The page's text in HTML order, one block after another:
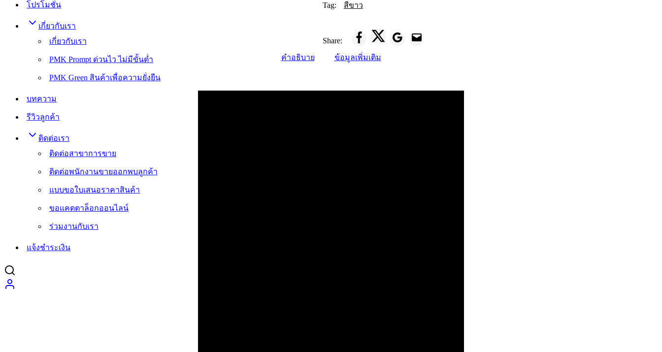
โปรโมชั่น
เกี่ยวกับเรา
เกี่ยวกับเรา
PMK Prompt ด่วนไว ไม่มีขั้นต่ำ
PMK Green สินค้าเพื่อความยั่งยืน
บทความ
รีวิวลูกค้า
ติดต่อเรา
ติดต่อสาขาการขาย
ติดต่อพนักงานขายออกพบลูกค้า
แบบขอใบเสนอราคาสินค้า
ขอแคตตาล็อกออนไลน์
ร่วมงานกับเรา
แจ้งชำระเงิน
Tag:
สีขาว
Share:
คำอธิบาย
ข้อมูลเพิ่มเติม